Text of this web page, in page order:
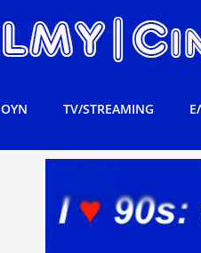
TV/STREAMING